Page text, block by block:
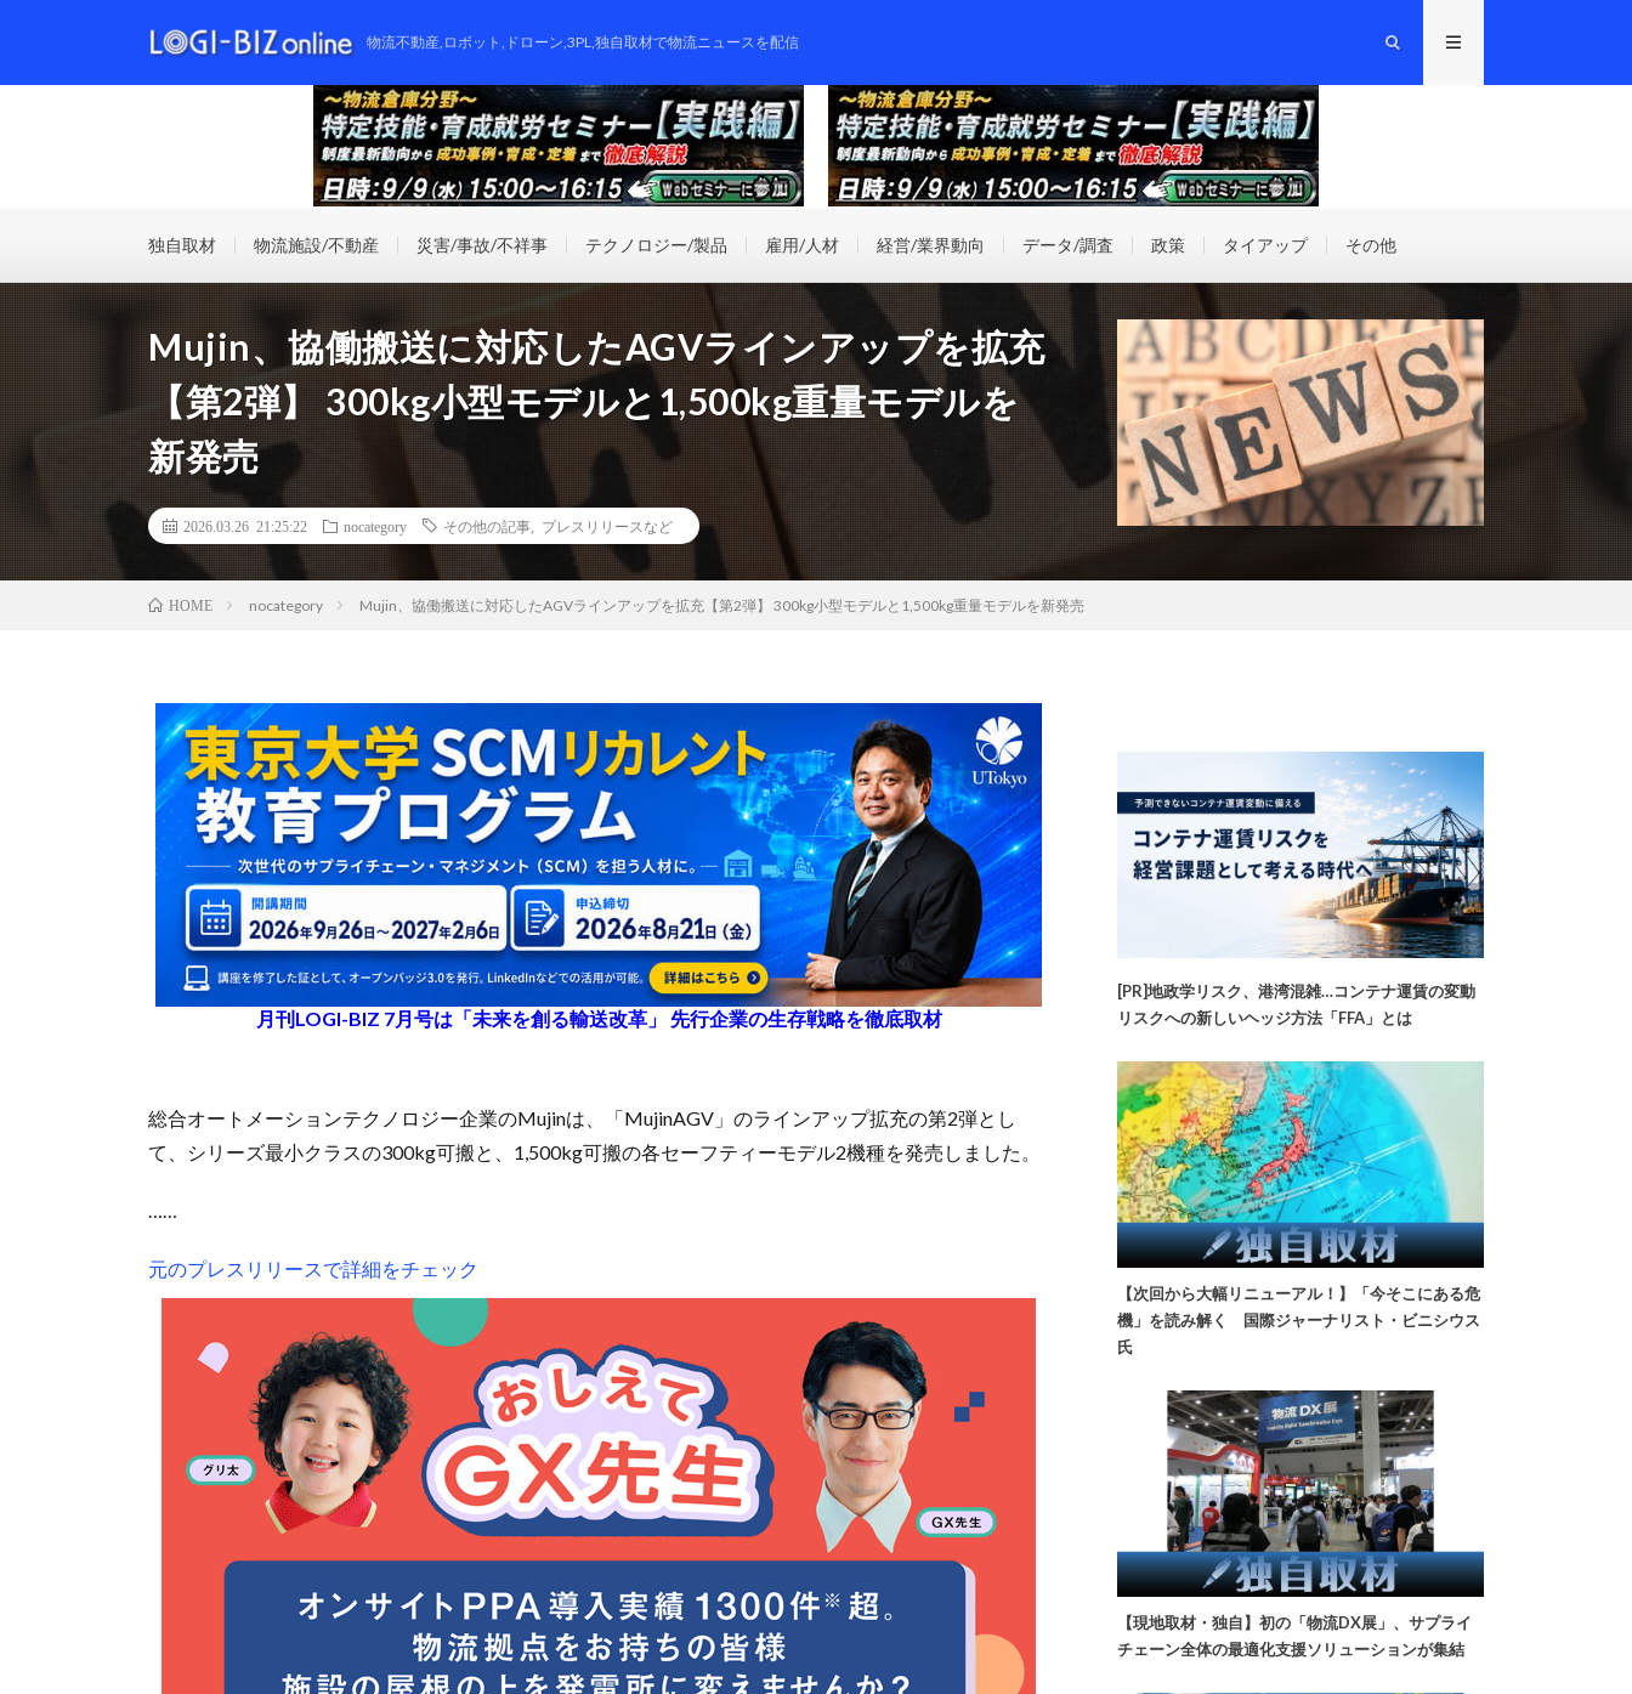
物流不動産,ロボット,ドローン,3PL,独自取材で物流ニュースを配信
独自取材 物流施設/不動産 災害/事故/不祥事 テクノロジー/製品 雇用/人材 経営/業界動向 データ/調査 政策 タイアップ その他
Mujin、協働搬送に対応したAGVラインアップを拡充
【第2弾】 300kg小型モデルと1,500kg重量モデルを
新発売
2026.03.26 21:25:22 nocategory その他の記事 プレスリリースなど
HOME nocategory Mujin、協働搬送に対応したAGVラインアップを拡充【第2弾】 300kg小型モデルと1,500kg重量モデルを新発売
月刊LOGI-BIZ 7月号は「未来を創る輸送改革」 先行企業の生存戦略を徹底取材
総合オートメーションテクノロジー企業のMujinは、「MujinAGV」のラインアップ拡充の第2弾とし
て、シリーズ最小クラスの300kg可搬と、1,500kg可搬の各セーフティーモデル2機種を発売しました。
……
元のプレスリリースで詳細をチェック
[PR]地政学リスク、港湾混雑…コンテナ運賃の変動
リスクへの新しいヘッジ方法「FFA」とは
【次回から大幅リニューアル！】「今そこにある危
機」を読み解く 国際ジャーナリスト・ビニシウス
氏
【現地取材・独自】初の「物流DX展」、サプライ
チェーン全体の最適化支援ソリューションが集結